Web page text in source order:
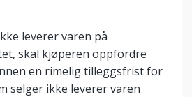
leverer varen på
skal kjøperen oppfordre
en rimelig tilleggsfrist for
selger ikke leverer varen